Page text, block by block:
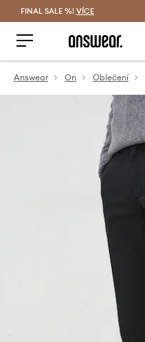
FINAL SALE %! VÍCE
Answear On Oblečení